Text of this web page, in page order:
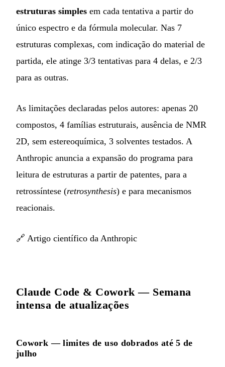
estruturas simples em cada tentativa a partir do
único espectro e da fórmula molecular. Nas 7
estruturas complexas, com indicação do material de
partida, ele atinge 3/3 tentativas para 4 delas, e 2/3
para as outras.
As limitações declaradas pelos autores: apenas 20
compostos, 4 famílias estruturais, ausência de NMR
2D, sem estereoquímica, 3 solventes testados. A
Anthropic anuncia a expansão do programa para
leitura de estruturas a partir de patentes, para a
retrossíntese (retrosynthesis) e para mecanismos
reacionais.
🔗 Artigo científico da Anthropic
Claude Code & Cowork — Semana
intensa de atualizações
Cowork — limites de uso dobrados até 5 de
julho